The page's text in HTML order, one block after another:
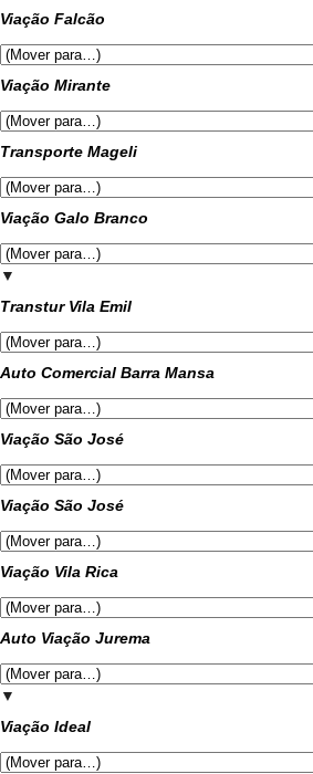
Viação Falcão
Viação Mirante
Transporte Mageli
Viação Galo Branco
▼
Transtur Vila Emil
Auto Comercial Barra Mansa
Viação São José
Viação São José
Viação Vila Rica
Auto Viação Jurema
▼
Viação Ideal